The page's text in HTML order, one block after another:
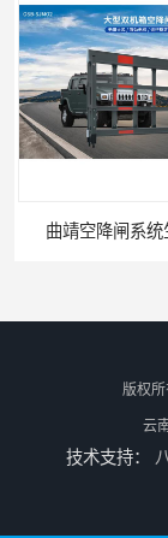
曲靖空降闸系统
德宏工业闸
版权所
云
技术支持：